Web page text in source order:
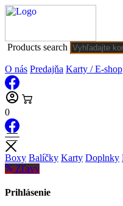
Products search
O nás Predajňa Karty / E-shop
0
Boxy Balíčky Karty Doplnky
Zľavy
Prihlásenie